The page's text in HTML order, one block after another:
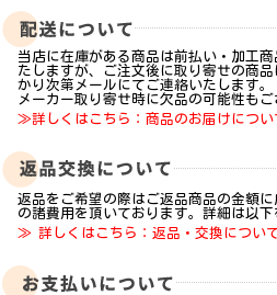
当店に在庫がある商品は前払い・加工
たしますが、ご注文後に取り寄せの商
かり次第メールにてご連絡いたします。
メーカー取り寄せ時に欠品の可能性も
≫詳しくはこちら：商品のお届けについ
返品をご希望の際はご返品商品の金額
の諸費用を頂いております。詳細は以下
≫ 詳しくはこちら：返品・交換につい